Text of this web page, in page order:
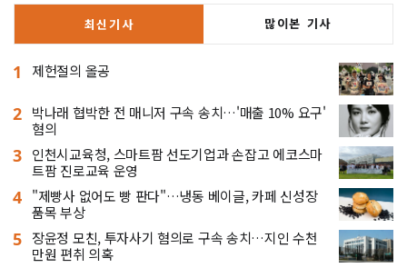
최신기사 많이본 기사
1 제헌절의 올공
2 박나래 협박한 전 매니저 구속 송치…'매출 10% 요구'
혐의
3 인천시교육청, 스마트팜 선도기업과 손잡고 에코스마
트팜 진로교육 운영
4 "제빵사 없어도 빵 판다"…냉동 베이글, 카페 신성장
품목 부상
5 장윤정 모친, 투자사기 혐의로 구속 송치…지인 수천
만원 편취 의혹